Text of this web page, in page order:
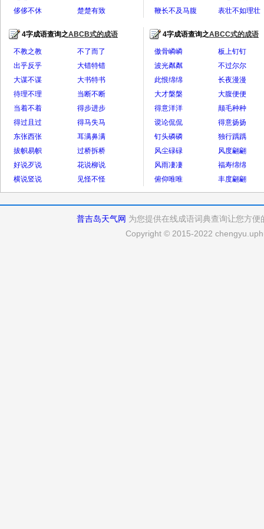
侈侈不休
楚楚有致
鞭长不及马腹
表壮不如理壮
4字成语查询之ABCB式的成语
不教之教
不了而了
出乎反乎
大错特错
大谋不谋
大书特书
待理不理
当断不断
当着不着
得步进步
得过且过
得马失马
东张西张
耳满鼻满
拔帜易帜
过桥拆桥
好说歹说
花说柳说
横说竖说
见怪不怪
4字成语查询之ABCC式的成语
傲骨嶙嶙
板上钉钉
波光粼粼
不过尔尔
此恨绵绵
长夜漫漫
大才槃槃
大腹便便
得意洋洋
颠毛种种
谠论侃侃
得意扬扬
钉头磷磷
独行踽踽
风尘碌碌
风度翩翩
风雨凄凄
福寿绵绵
俯仰唯唯
丰度翩翩
普吉岛天气网 为您提供在线成语词典查询让您方
Copyright © 2015-2022